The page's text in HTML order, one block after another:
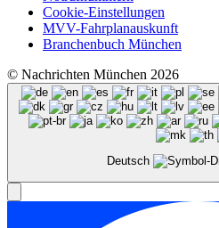
Cookie-Einstellungen
MVV-Fahrplanauskunft
Branchenbuch München
© Nachrichten München 2026
Deutsch